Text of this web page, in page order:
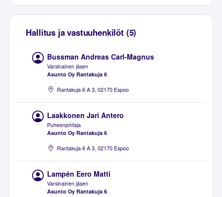
Hallitus ja vastuuhenkilöt (5)
Bussman Andreas Carl-Magnus
Varsinainen jäsen
Asunto Oy Rantakuja 6
Rantakuja 6 A 3, 02170 Espoo
Laakkonen Jari Antero
Puheenjohtaja
Asunto Oy Rantakuja 6
Rantakuja 6 A 3, 02170 Espoo
Lampén Eero Matti
Varsinainen jäsen
Asunto Oy Rantakuja 6